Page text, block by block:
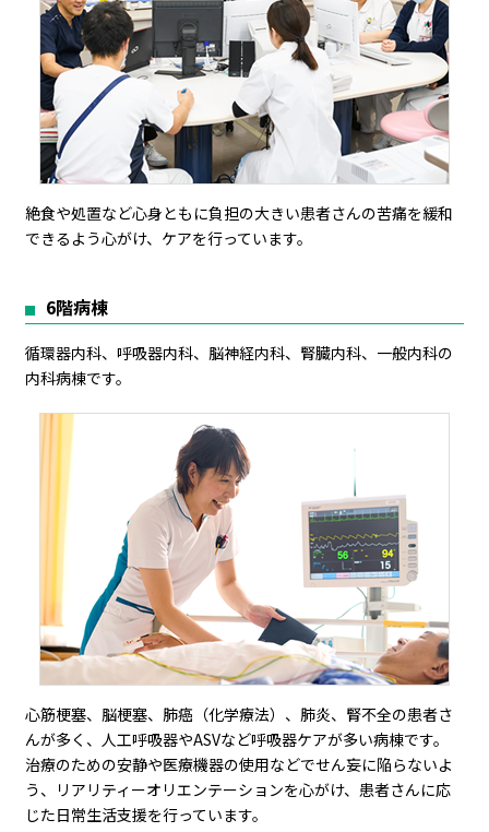
絶食や処置など心身ともに負担の大きい患者さんの苦痛を緩和
できるよう心がけ、ケアを行っています。
6階病棟
循環器内科、呼吸器内科、脳神経内科、腎臓内科、一般内科の
内科病棟です。
心筋梗塞、脳梗塞、肺癌（化学療法）、肺炎、腎不全の患者さ
んが多く、人工呼吸器やASVなど呼吸器ケアが多い病棟です。
治療のための安静や医療機器の使用などでせん妄に陥らないよ
う、リアリティーオリエンテーションを心がけ、患者さんに応
じた日常生活支援を行っています。